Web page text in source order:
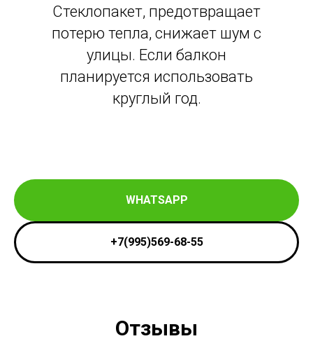
Стеклопакет, предотвращает
потерю тепла, снижает шум с
улицы. Если балкон
планируется использовать
круглый год.
WHATSAPP
+7(995)569-68-55
Отзывы